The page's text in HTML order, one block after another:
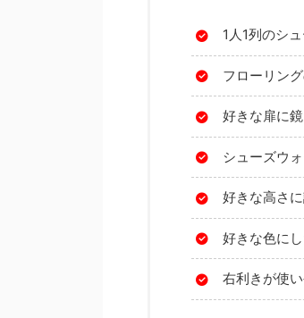
1人1列のシ
フローリン
好きな扉に
シューズウ
好きな高さ
好きな色に
右利きが使